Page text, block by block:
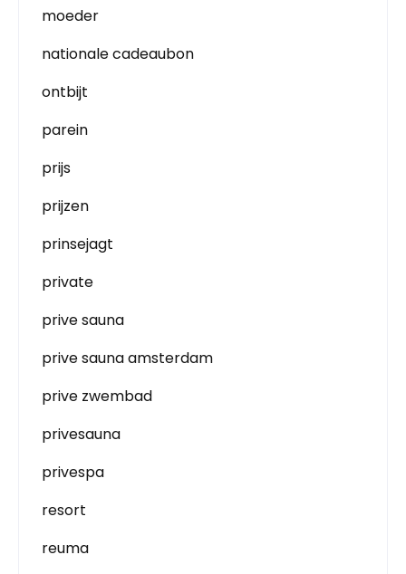
moeder
nationale cadeaubon
ontbijt
parein
prijs
prijzen
prinsejagt
private
prive sauna
prive sauna amsterdam
prive zwembad
privesauna
privespa
resort
reuma